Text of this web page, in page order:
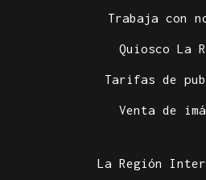
Trabaja con
Quiosco La
Tarifas de
Venta de
La Región